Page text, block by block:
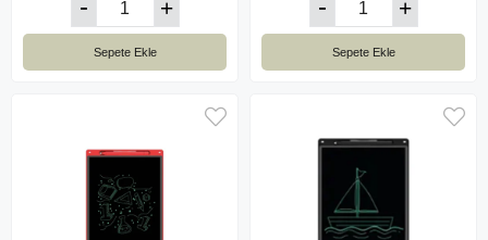
Sepete Ekle Sepete Ekle